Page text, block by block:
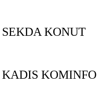
KONUT
KOMINFO